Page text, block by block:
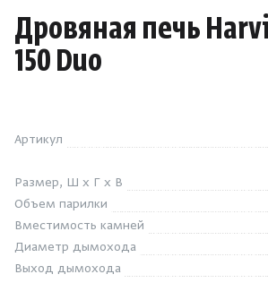
Для хаммама
Ароматы
Душевые поддоны и системы слива
Интерьер
Дровяная печь
150 Duo
Артикул
Размер, Ш x Г x В
Объем парилки
Вместимость камней
Диаметр дымохода
Выход дымохода